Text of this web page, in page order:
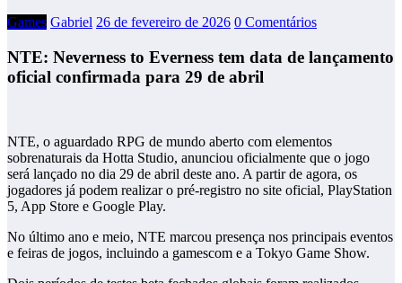
Games Gabriel 26 de fevereiro de 2026 0 Comentários
NTE: Neverness to Everness tem data de lançamento
oficial confirmada para 29 de abril
NTE, o aguardado RPG de mundo aberto com elementos
sobrenaturais da Hotta Studio, anunciou oficialmente que o jogo
será lançado no dia 29 de abril deste ano. A partir de agora, os
jogadores já podem realizar o pré-registro no site oficial, PlayStation
5, App Store e Google Play.
No último ano e meio, NTE marcou presença nos principais eventos
e feiras de jogos, incluindo a gamescom e a Tokyo Game Show.